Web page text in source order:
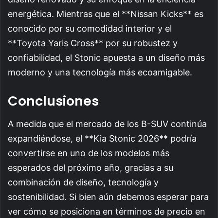
energética. Mientras que el **Nissan Kicks** es
conocido por su comodidad interior y el
**Toyota Yaris Cross** por su robustez y
confiabilidad, el Stonic apuesta a un diseño más
moderno y una tecnología más ecoamigable.
Conclusiones
A medida que el mercado de los B-SUV continúa
expandiéndose, el **Kia Stonic 2026** podría
convertirse en uno de los modelos más
esperados del próximo año, gracias a su
combinación de diseño, tecnología y
sostenibilidad. Si bien aún debemos esperar para
ver cómo se posiciona en términos de precio en